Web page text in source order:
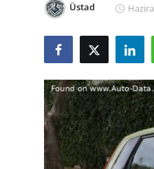
Paketler
Oto Bilgi
Üstad